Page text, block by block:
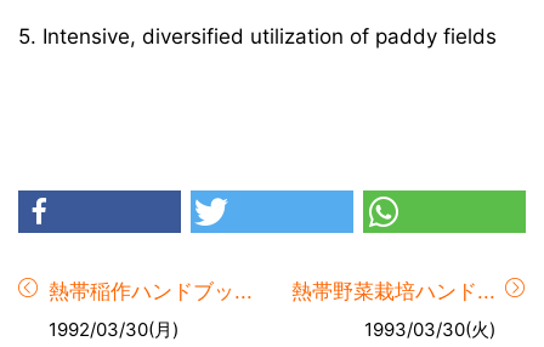
5. Intensive, diversified utilization of paddy fields
熱帯稲作ハンドブッ...
1992/03/30(月)
熱帯野菜栽培ハンド...
1993/03/30(火)